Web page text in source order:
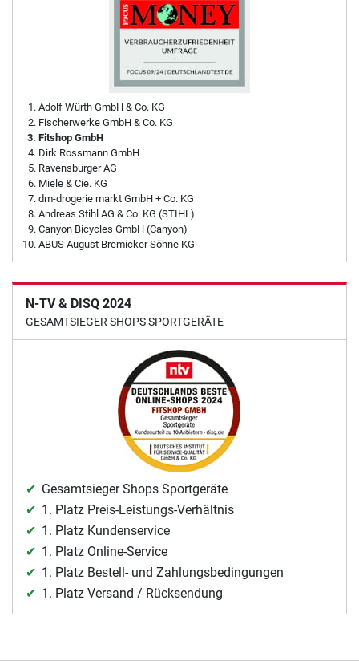
Adolf Würth GmbH & Co. KG
Fischerwerke GmbH & Co. KG
Fitshop GmbH
Dirk Rossmann GmbH
Ravensburger AG
Miele & Cie. KG
dm-drogerie markt GmbH + Co. KG
Andreas Stihl AG & Co. KG (STIHL)
Canyon Bicycles GmbH (Canyon)
ABUS August Bremicker Söhne KG
N-TV & DISQ 2024
GESAMTSIEGER SHOPS SPORTGERÄTE
Gesamtsieger Shops Sportgeräte
1. Platz Preis-Leistungs-Verhältnis
1. Platz Kundenservice
1. Platz Online-Service
1. Platz Bestell- und Zahlungsbedingungen
1. Platz Versand / Rücksendung